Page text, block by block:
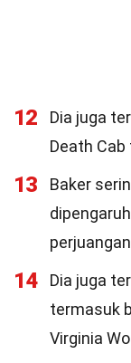
12
Dia juga
Death
13
Baker
14
Dia juga
termasuk
Virginia